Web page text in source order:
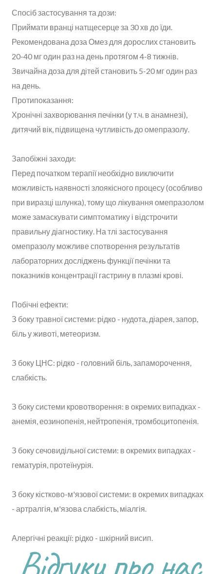
Спосіб застосування та дози:
Приймати вранці натщесерце за 30 хв до їди.
Рекомендована доза Омез для дорослих становить
20-40 мг один раз на день протягом 4-8 тижнів.
Звичайна доза для дітей становить 5-20 мг один раз
на день.
Протипоказання:
Хронічні захворювання печінки (у т.ч. в анамнезі),
дитячий вік, підвищена чутливість до омепразолу.
Запобіжні заходи:
Перед початком терапії необхідно виключити
можливість наявності злоякісного процесу (особливо
при виразці шлунка), тому що лікування омепразолом
може замаскувати симптоматику і відстрочити
правильну діагностику. На тлі застосування
омепразолу можливе спотворення результатів
лабораторних досліджень функції печінки та
показників концентрації гастрину в плазмі крові.
Побічні ефекти:
З боку травної системи: рідко - нудота, діарея, запор,
біль у животі, метеоризм.
З боку ЦНС: рідко - головний біль, запаморочення,
слабкість.
З боку системи кровотворення: в окремих випадках -
анемія, еозинопенія, нейтропенія, тромбоцитопенія.
З боку сечовидільної системи: в окремих випадках -
гематурія, протеїнурія.
З боку кістково-м'язової системи: в окремих випадках
- артралгія, м'язова слабкість, міалгія.
Алергічні реакції: рідко - шкірний висип.